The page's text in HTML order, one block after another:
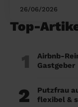
26/06/2026
Top-
1
Airbnb-
Gastgeber
2
Putzfrau
flexibel &